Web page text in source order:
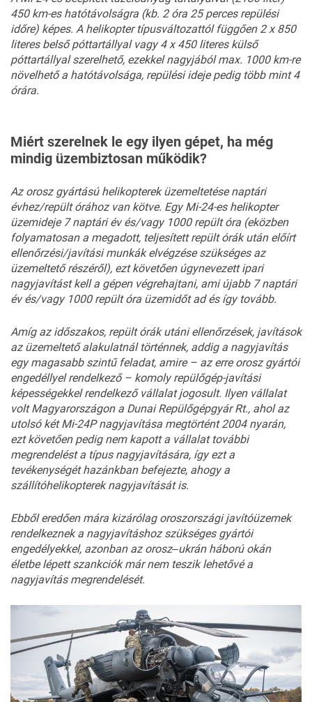
450 km-es hatótávolságra (kb. 2 óra 25 perces repülési
időre) képes. A helikopter típusváltozattól függően 2 x 850
literes belső póttartállyal vagy 4 x 450 literes külső
póttartállyal szerelhető, ezekkel nagyjából max. 1000 km-re
növelhető a hatótávolsága, repülési ideje pedig több mint 4
órára.
Miért szerelnek le egy ilyen gépet, ha még
mindig üzembiztosan működik?
Az orosz gyártású helikopterek üzemeltetése naptári
évhez/repült órához van kötve. Egy Mi-24-es helikopter
üzemideje 7 naptári év és/vagy 1000 repült óra (eközben
folyamatosan a megadott, teljesített repült órák után előírt
ellenőrzési/javítási munkák elvégzése szükséges az
üzemeltető részéről), ezt követően úgynevezett ipari
nagyjavítást kell a gépen végrehajtani, ami újabb 7 naptári
év és/vagy 1000 repült óra üzemidőt ad és így tovább.
Amíg az időszakos, repült órák utáni ellenőrzések, javítások
az üzemeltető alakulatnál történnek, addig a nagyjavítás
egy magasabb szintű feladat, amire – az erre orosz gyártói
engedéllyel rendelkező – komoly repülőgép-javítási
képességekkel rendelkező vállalat jogosult. Ilyen vállalat
volt Magyarországon a Dunai Repülőgépgyár Rt., ahol az
utolsó két Mi-24P nagyjavítása megtörtént 2004 nyarán,
ezt követően pedig nem kapott a vállalat további
megrendelést a típus nagyjavítására, így ezt a
tevékenységét hazánkban befejezte, ahogy a
szállítóhelikopterek nagyjavítását is.
Ebből eredően mára kizárólag oroszországi javítóüzemek
rendelkeznek a nagyjavításhoz szükséges gyártói
engedélyekkel, azonban az orosz‒ukrán háború okán
életbe lépett szankciók már nem teszik lehetővé a
nagyjavítás megrendelését.